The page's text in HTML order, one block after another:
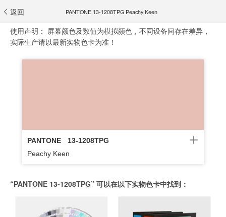
返回 PANTONE 13-1208TPG Peachy Keen
使用声明： 屏幕颜色及数值为模拟颜色，不同设备间存在差异，
实际生产请以最新实物色卡为准！
PANTONE
13-1208TPG
Peachy Keen
“PANTONE 13-1208TPG” 可以在以下实物色卡中找到：